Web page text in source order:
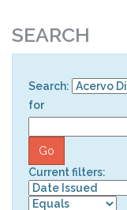
SEARCH
Search:
for
Current filters: